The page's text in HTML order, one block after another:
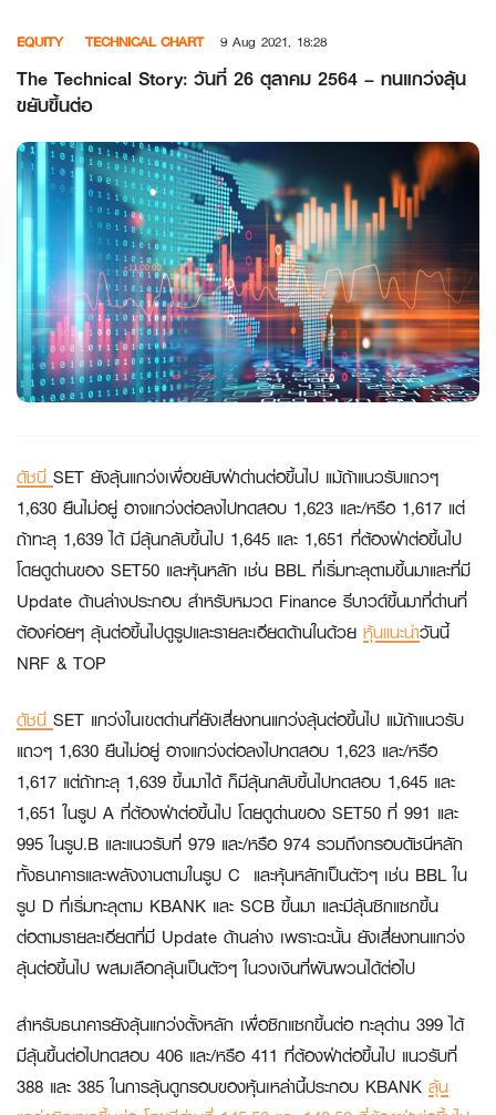
content
EQUITY TECHNICAL CHART 9 Aug 2021, 18:28
The Technical Story: วันที่ 26 ตุลาคม 2564 – ทนแกว่งลุ้น
ขยับขึ้นต่อ
ดัชนี SET ยังลุ้นแกว่งเพื่อขยับฝ่าด่านต่อขึ้นไป แม้ถ้าแนวรับแถวๆ
1,630 ยืนไม่อยู่ อาจแกว่งต่อลงไปทดสอบ 1,623 และ/หรือ 1,617 แต่
ถ้าทะลุ 1,639 ได้ มีลุ้นกลับขึ้นไป 1,645 และ 1,651 ที่ต้องฝ่าต่อขึ้นไป
โดยดูด่านของ SET50 และหุ้นหลัก เช่น BBL ที่เริ่มทะลุตามขึ้นมาและที่มี
Update ด้านล่างประกอบ สำหรับหมวด Finance รีบาวด์ขึ้นมาที่ด่านที่
ต้องค่อยๆ ลุ้นต่อขึ้นไปดูรูปและรายละเอียดด้านในด้วย หุ้นแนะนำวันนี้
NRF & TOP
ดัชนี SET แกว่งในเขตด่านที่ยังเสี่ยงทนแกว่งลุ้นต่อขึ้นไป แม้ถ้าแนวรับ
แถวๆ 1,630 ยืนไม่อยู่ อาจแกว่งต่อลงไปทดสอบ 1,623 และ/หรือ
1,617 แต่ถ้าทะลุ 1,639 ขึ้นมาได้ ก็มีลุ้นกลับขึ้นไปทดสอบ 1,645 และ
1,651 ในรูป A ที่ต้องฝ่าต่อขึ้นไป โดยดูด่านของ SET50 ที่ 991 และ
995 ในรูป.B และแนวรับที่ 979 และ/หรือ 974 รวมถึงกรอบดัชนีหลัก
ทั้งธนาคารและพลังงานตามในรูป C และหุ้นหลักเป็นตัวๆ เช่น BBL ใน
รูป D ที่เริ่มทะลุตาม KBANK และ SCB ขึ้นมา และมีลุ้นซิกแซกขึ้น
ต่อตามรายละเอียดที่มี Update ด้านล่าง เพราะฉะนั้น ยังเสี่ยงทนแกว่ง
ลุ้นต่อขึ้นไป ผสมเลือกลุ้นเป็นตัวๆ ในวงเงินที่ผันผวนได้ต่อไป
สำหรับธนาคารยังลุ้นแกว่งตั้งหลัก เพื่อซิกแซกขึ้นต่อ ทะลุด่าน 399 ได้
มีลุ้นขึ้นต่อไปทดสอบ 406 และ/หรือ 411 ที่ต้องฝ่าต่อขึ้นไป แนวรับที่
388 และ 385 ในการลุ้นดูกรอบของหุ้นเหล่านี้ประกอบ KBANK ลุ้น